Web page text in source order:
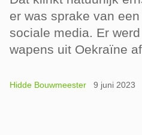
er was sprake van
sociale media. Er
wapens uit Oekraïne
Hidde Bouwmeester 9 juni 2023